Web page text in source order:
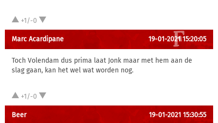
+1/-0
Marc Acardipane 19-01-2021 15:20:05
Toch Volendam dus prima laat Jonk maar met hem aan de
slag gaan, kan het wel wat worden nog.
+1/-0
Beer 19-01-2021 15:30:55